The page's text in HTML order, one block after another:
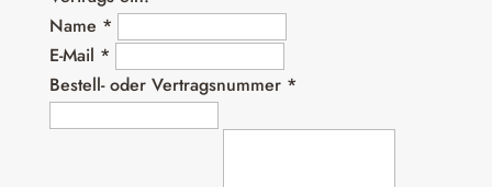
Name *
E-Mail *
Bestell- oder Vertragsnummer *